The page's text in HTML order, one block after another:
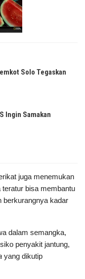
Solo Tegaskan
Ingin Samakan
juga menemukan
bisa membantu
berkurangnya kadar
dalam semangka,
penyakit jantung,
yang dikutip